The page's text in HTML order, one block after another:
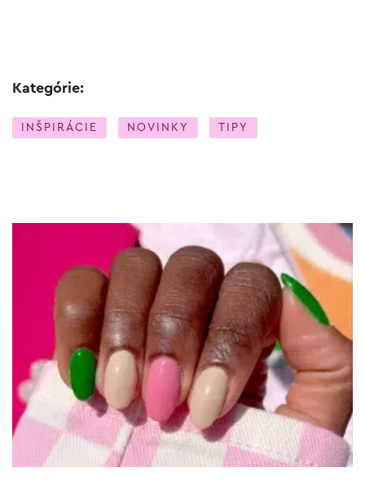
Kategórie:
INŠPIRÁCIE NOVINKY TIPY